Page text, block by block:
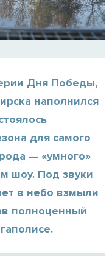
Дня Победы,
наполнился
для самого
— «умного»
шоу. Под звуки
в небо взмыли
полноценный